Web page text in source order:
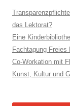
das Lektorat?
Eine
Fachtagung
Co-Workation mit
Kunst, Kultur und